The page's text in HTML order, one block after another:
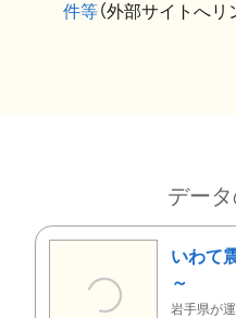
件等（外部サイトへリ
デー
いわて
～
岩手県が